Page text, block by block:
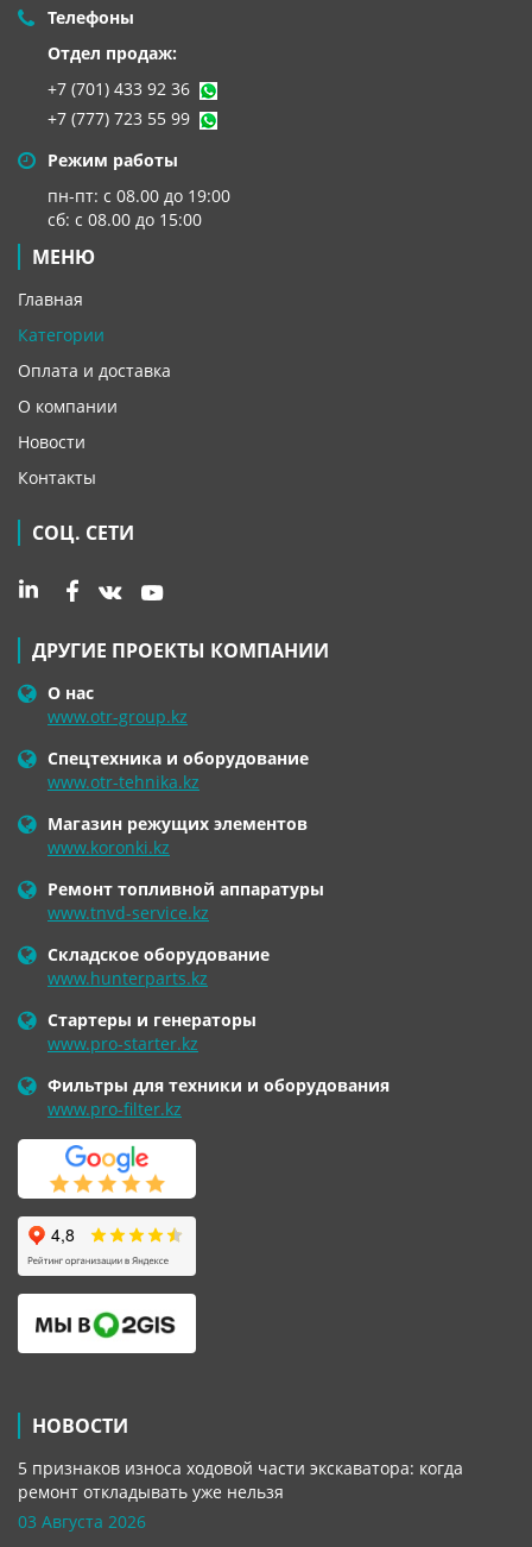
Телефоны
Отдел продаж:
+7 (701) 433 92 36
+7 (777) 723 55 99
Режим работы
пн-пт: с 08.00 до 19:00
сб: с 08.00 до 15:00
МЕНЮ
Главная
Категории
Оплата и доставка
О компании
Новости
Контакты
СОЦ. СЕТИ
ДРУГИЕ ПРОЕКТЫ КОМПАНИИ
О нас
www.otr-group.kz
Спецтехника и оборудование
www.otr-tehnika.kz
Магазин режущих элементов
www.koronki.kz
Ремонт топливной аппаратуры
www.tnvd-service.kz
Складское оборудование
www.hunterparts.kz
Стартеры и генераторы
www.pro-starter.kz
Фильтры для техники и оборудования
www.pro-filter.kz
НОВОСТИ
5 признаков износа ходовой части экскаватора: когда
ремонт откладывать уже нельзя
03 Августа 2026